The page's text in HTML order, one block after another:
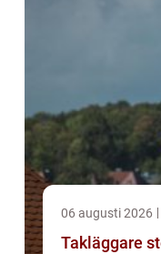
06 augusti 2026
Takläggare stockholm